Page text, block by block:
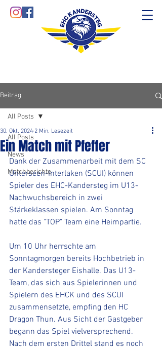
Beitrag
All Posts
News
Matchberichte
All Posts
Ein Match mit Pfeffer
30. Okt. 2024 2 Min. Lesezeit
Dank der Zusammenarbeit mit dem SC
Unterseen-Interlaken (SCUI) können
Spieler des EHC-Kandersteg im U13-
Nachwuchsbereich in zwei
Stärkeklassen spielen. Am Sonntag
hatte das "TOP" Team eine Heimpartie.
Um 10 Uhr herrschte am
Sonntagmorgen bereits Hochbetrieb in
der Kandersteger Eishalle. Das U13-
Team, das sich aus Spielerinnen und
Spielern des EHCK und des SCUI
zusammensetzte, empfing den HC
Dragon Thun. Aus Sicht der Gastgeber
begann das Spiel vielversprechend.
Nach dem ersten Drittel stand es noch